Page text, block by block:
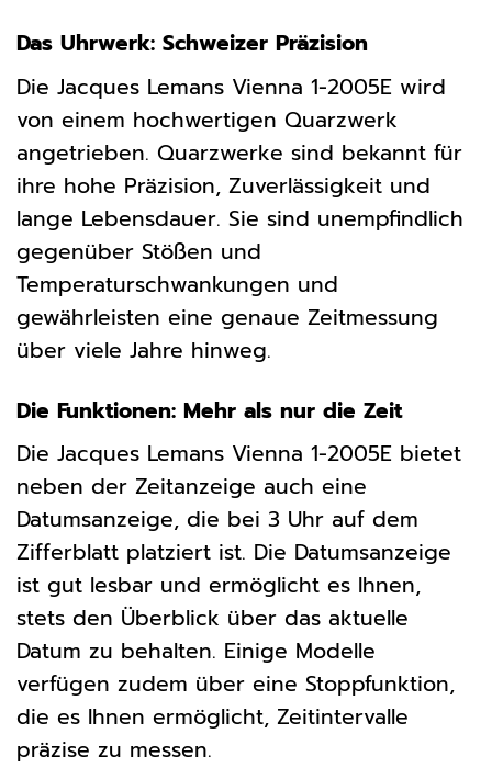
Das Uhrwerk: Schweizer Präzision
Die Jacques Lemans Vienna 1-2005E wird
von einem hochwertigen Quarzwerk
angetrieben. Quarzwerke sind bekannt für
ihre hohe Präzision, Zuverlässigkeit und
lange Lebensdauer. Sie sind unempfindlich
gegenüber Stößen und
Temperaturschwankungen und
gewährleisten eine genaue Zeitmessung
über viele Jahre hinweg.
Die Funktionen: Mehr als nur die Zeit
Die Jacques Lemans Vienna 1-2005E bietet
neben der Zeitanzeige auch eine
Datumsanzeige, die bei 3 Uhr auf dem
Zifferblatt platziert ist. Die Datumsanzeige
ist gut lesbar und ermöglicht es Ihnen,
stets den Überblick über das aktuelle
Datum zu behalten. Einige Modelle
verfügen zudem über eine Stoppfunktion,
die es Ihnen ermöglicht, Zeitintervalle
präzise zu messen.